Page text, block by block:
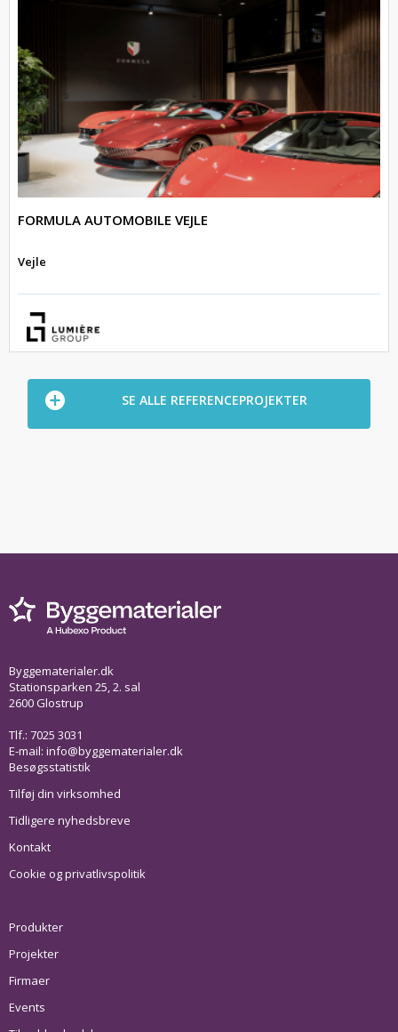
FORMULA AUTOMOBILE VEJLE
Vejle
SE ALLE REFERENCEPROJEKTER
Byggematerialer.dk
Stationsparken 25, 2. sal
2600 Glostrup
Tlf.: 7025 3031
E-mail: info@byggematerialer.dk
Besøgsstatistik
Tilføj din virksomhed
Tidligere nyhedsbreve
Kontakt
Cookie og privatlivspolitik
Produkter
Projekter
Firmaer
Events